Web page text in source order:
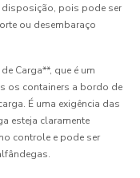
disposição, pois pode ser
ou desembaraço
Carga**, que é um
os containers a bordo de
É uma exigência das
esteja claramente
controle e pode ser